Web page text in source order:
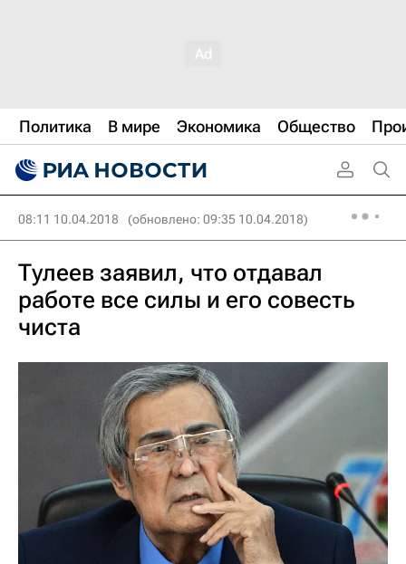
Политика В мире Экономика Общество
08:11 10.04.2018 (обновлено: 09:35 10.04.2018)
Тулеев заявил, что отдавал
работе все силы и его совесть
чиста